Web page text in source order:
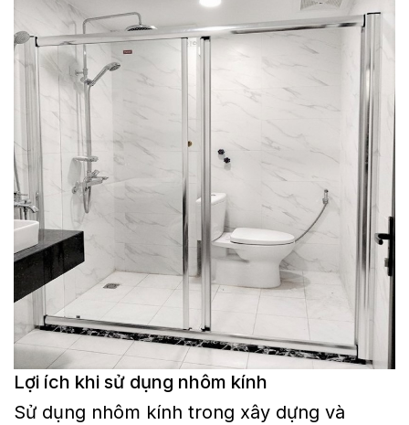
Lợi ích khi sử dụng nhôm kính
Sử dụng nhôm kính trong xây dựng và